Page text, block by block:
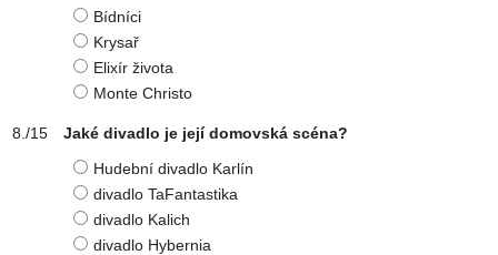
Bídníci
Krysař
Elixír života
Monte Christo
Jaké divadlo je její domovská scéna?
Hudební divadlo Karlín
divadlo TaFantastika
divadlo Kalich
divadlo Hybernia